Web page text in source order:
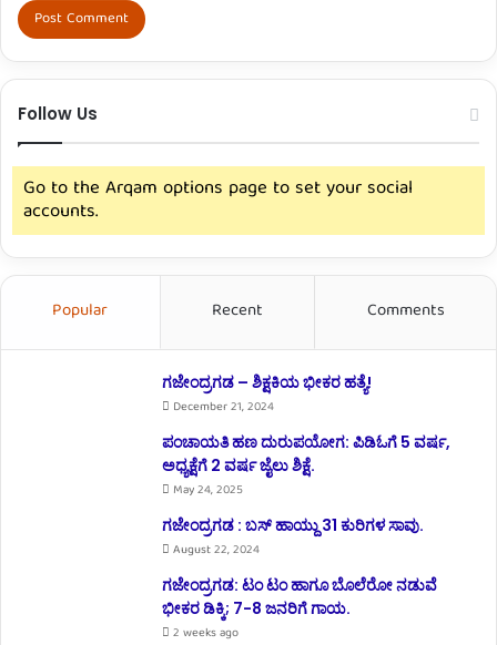
Follow Us
Go to the Arqam options page to set your social
accounts.
Popular Recent Comments
ಗಜೇಂದ್ರಗಡ – ಶಿಕ್ಷಕಿಯ ಭೀಕರ ಹತ್ಯೆ!
December 21, 2024
ಪಂಚಾಯತಿ ಹಣ ದುರುಪಯೋಗ: ಪಿಡಿಓಗೆ 5 ವರ್ಷ,
ಅಧ್ಯಕ್ಷೆಗೆ 2 ವರ್ಷ ಜೈಲು ಶಿಕ್ಷೆ.
May 24, 2025
ಗಜೇಂದ್ರಗಡ : ಬಸ್ ಹಾಯ್ದು 31 ಕುರಿಗಳ ಸಾವು.
August 22, 2024
ಗಜೇಂದ್ರಗಡ: ಟಂ ಟಂ ಹಾಗೂ ಬೊಲೆರೋ ನಡುವೆ
ಭೀಕರ ಡಿಕ್ಕಿ; 7-8 ಜನರಿಗೆ ಗಾಯ.
2 weeks ago